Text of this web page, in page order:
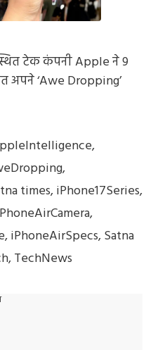
टेक कंपनी Apple ने 9
अपने ‘Awe Dropping’
,
,
times,iPhone17Series,
,
,iPhoneAirSpecs,Satna
,TechNews